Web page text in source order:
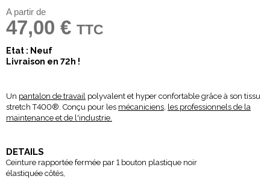
A partir de
47,00 € TTC
Etat : Neuf
Livraison en 72h !
Un pantalon de travail polyvalent et hyper confortable grâce à son tissu
stretch T400®. Conçu pour les mécaniciens, les professionnels de la
maintenance et de l'industrie.
DETAILS
Ceinture rapportée fermée par 1 bouton plastique noir
élastiquée côtés,